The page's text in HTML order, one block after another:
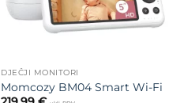
DJEČJI MONITORI
Momcozy BM04 Smart Wi-Fi